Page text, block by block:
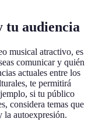
tu audiencia
musical atractivo, es
comunicar y quién
actuales entre los
te permitirá
si tu público
considera temas que
la autoexpresión.